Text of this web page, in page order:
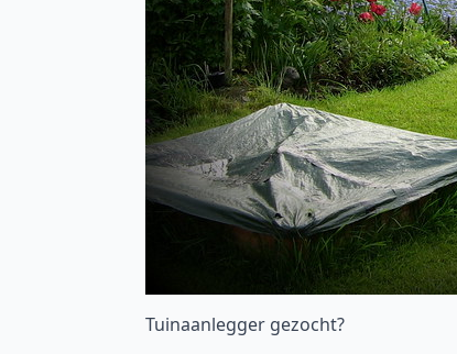
Tuinaanlegger gezocht?